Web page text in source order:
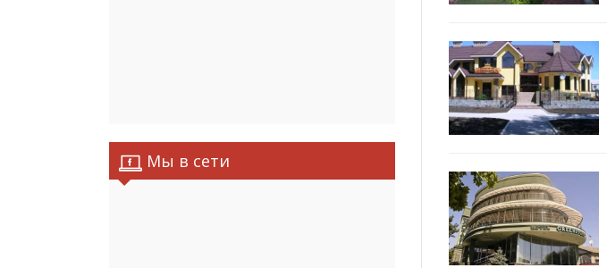
Мы в сети